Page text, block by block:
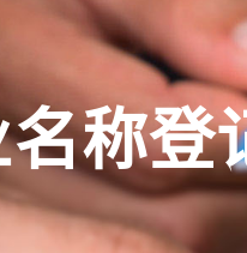
称登